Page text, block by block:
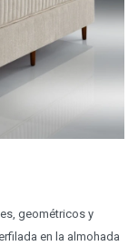
geométricos y
en la almohada